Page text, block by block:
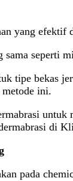
yang
sama seperti
tipe bekas
metode ini.
di
pada